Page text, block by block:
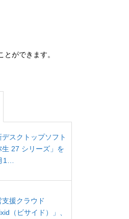
ができます。
デスクトップソフト
生 27 シリーズ」を
1…
支援クラウド
（ビサイド）」、